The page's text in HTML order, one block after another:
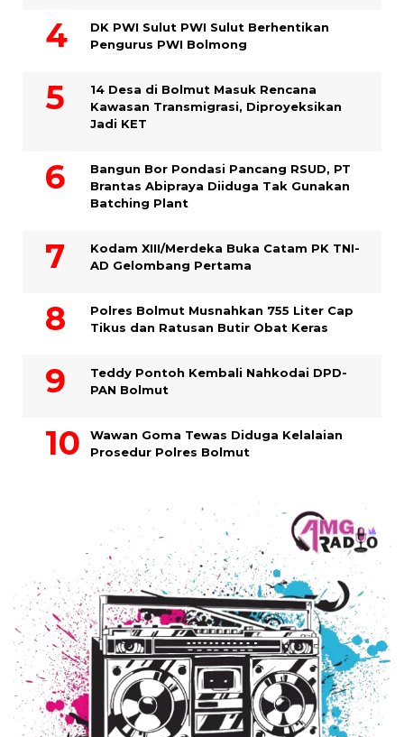
DK PWI Sulut PWI Sulut Berhentikan
Pengurus PWI Bolmong
14 Desa di Bolmut Masuk Rencana
Kawasan Transmigrasi, Diproyeksikan
Jadi KET
Bangun Bor Pondasi Pancang RSUD, PT
Brantas Abipraya Diiduga Tak Gunakan
Batching Plant
Kodam XIII/Merdeka Buka Catam PK TNI-
AD Gelombang Pertama
Polres Bolmut Musnahkan 755 Liter Cap
Tikus dan Ratusan Butir Obat Keras
Teddy Pontoh Kembali Nahkodai DPD-
PAN Bolmut
Wawan Goma Tewas Diduga Kelalaian
Prosedur Polres Bolmut